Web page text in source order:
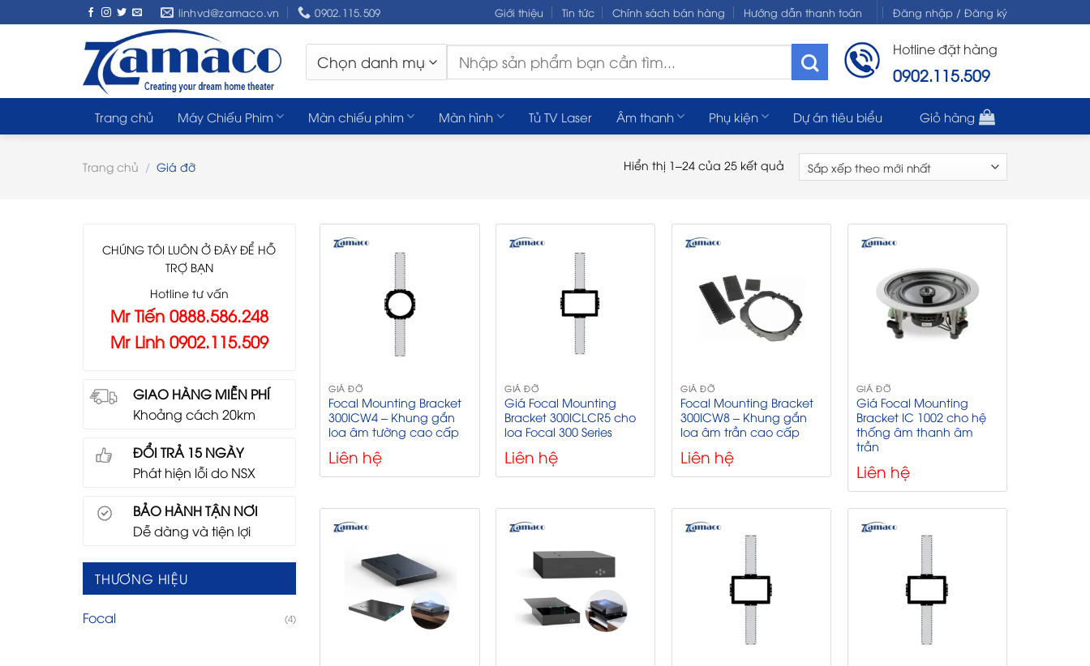
to
linhvd@zamaco.vn 0902.115.509 Giới thiệu Tin tức Chính sách bán hàng Hướng dẫn thanh toán Đăng nhập / Đăng ký
Tìm
kiếm:
Hotline đặt hàng
0902.115.509
Trang chủ Máy Chiếu Phim Màn chiếu phim Màn hình Tủ TV Laser Âm thanh Phụ kiện Dự án tiêu biểu Giỏ hàng
Trang chủ / Giá đỡ Hiển thị 1–24 của 25 kết quả
CHÚNG TÔI LUÔN Ở ĐÂY ĐỂ HỖ
TRỢ BẠN
Hotline tư vấn
Mr Tiến 0888.586.248
Mr Linh 0902.115.509
GIAO HÀNG MIỄN PHÍ
Khoảng cách 20km
ĐỔI TRẢ 15 NGÀY
Phát hiện lỗi do NSX
BẢO HÀNH TẬN NƠI
Dễ dàng và tiện lợi
THƯƠNG HIỆU
Focal (4)
GIÁ ĐỠ
Focal Mounting Bracket
300ICW4 – Khung gắn
loa âm tường cao cấp
Liên hệ
GIÁ ĐỠ
Giá Focal Mounting
Bracket 300ICLCR5 cho
loa Focal 300 Series
Liên hệ
GIÁ ĐỠ
Focal Mounting Bracket
300ICW8 – Khung gắn
loa âm trần cao cấp
Liên hệ
GIÁ ĐỠ
Giá Focal Mounting
Bracket IC 1002 cho hệ
thống âm thanh âm
trần
Liên hệ